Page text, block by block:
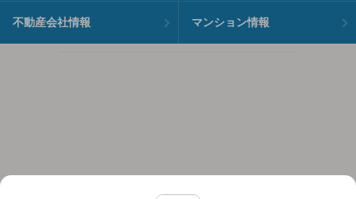
不動産会社情報 マンション情報